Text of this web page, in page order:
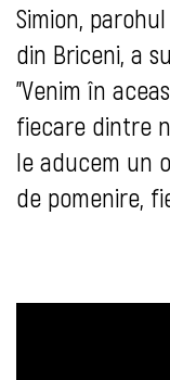
Simion,
din Briceni, a
"Venim în
fiecare dintre
le aducem un
de pomenire,